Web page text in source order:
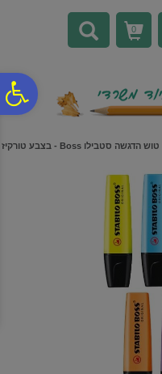
0
טוש הדגשה סטבילו Boss - בצבע טורקיז